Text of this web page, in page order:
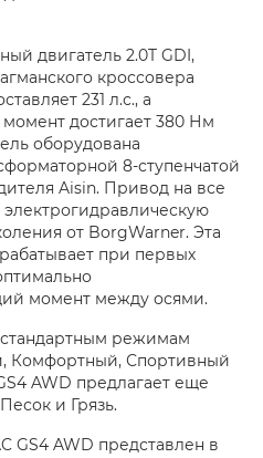
двигатель 2.0T GDI,
кроссовера
231 л.с., а
достигает 380 Нм
оборудована
8-ступенчатой
Aisin. Привод на все
от BorgWarner. Эта
при первых
момент между осями.
режимам
Комфортный, Спортивный
AWD предлагает еще
и Грязь.
GS4 AWD представлен в